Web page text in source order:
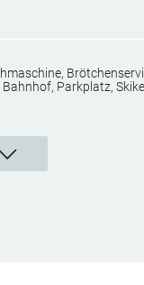
Parkplatz,